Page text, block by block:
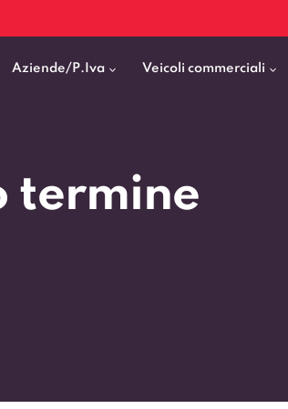
Aziende/P.Iva Veicoli commerciali
SUV e Crossover
Toyota
termine